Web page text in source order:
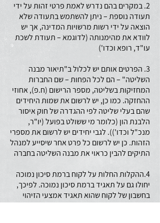
2. במקרים בהם נדרש לאמת פרטי זהות על ידי
תעודה נוספת – ניתן להשתמש בתעודה שלא
הוצאה על ידי רשות מרשויות המדינה, אך יש
לוודא את מהימנותה (לדוגמא – תעודת לשכת
עו"ד, רופא וכדו')
3. הפרטים אותם יש לכלול ב"תיאור מבנה
השליטה" – הם לכל הפחות – שם החברות
המחזיקות בשליטה, מספר הרישום (ח.פ), אחוזי
ההחזקה. כמו כן, יש לרשום את שמות היחידים
שהם בעלי שליטה לפי ההגדרה של חוק איסור
הלבנת הון (כלומר מי ששולט בפועל (יו"ר,
מנכ"ל וכדו')). לגבי יחידים יש לרשום את מספרי
הזהות. כן יש לרשום כל פרט אחר שיסייע למנהל
התיקים להבין כראוי את מבנה השליטה בחברה
4.ההקלות החלות על לקוח ברמת סיכון נמוכה
יחולו גם על תאגיד ברמת סיכון נמוכה. לפיכך,
בחשבון של לקוח שהוא תאגיד אמצעי הזיהוי
הנוסף שיבוצע ביחס למורשה החתימה יחשב גם